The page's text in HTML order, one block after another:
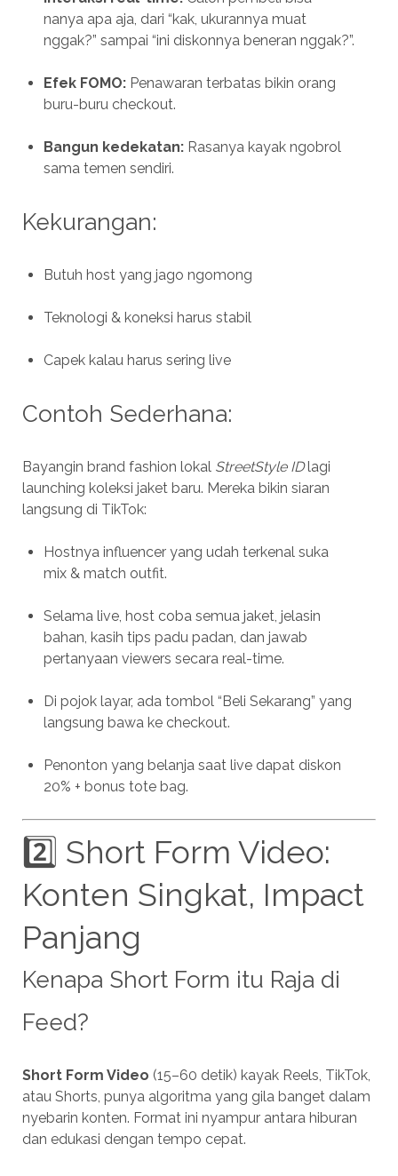
nanya apa aja, dari “kak, ukurannya muat
nggak?” sampai “ini diskonnya beneran nggak?”.
Efek FOMO:Penawaran terbatas bikin orang
buru-buru checkout.
Bangun kedekatan:Rasanya kayak ngobrol
sama temen sendiri.
Kekurangan:
Butuh host yang jago ngomong
Teknologi & koneksi harus stabil
Capek kalau harus sering live
Contoh Sederhana:
Bayangin brand fashion lokal StreetStyle IDlagi
launching koleksi jaket baru. Mereka bikin siaran
langsung di TikTok:
Hostnya influencer yang udah terkenal suka
mix & match outfit.
Selama live, host coba semua jaket, jelasin
bahan, kasih tips padu padan, dan jawab
pertanyaan viewers secara real-time.
Di pojok layar, ada tombol “Beli Sekarang” yang
langsung bawa ke checkout.
Penonton yang belanja saat live dapat diskon
20% + bonus tote bag.
2️⃣ Short Form Video:
Konten Singkat, Impact
Panjang
Kenapa Short Form itu Raja di
Feed?
Short Form Video (15–60 detik) kayak Reels, TikTok,
atau Shorts, punya algoritma yang gila banget dalam
nyebarin konten. Format ini nyampur antara hiburan
dan edukasi dengan tempo cepat.